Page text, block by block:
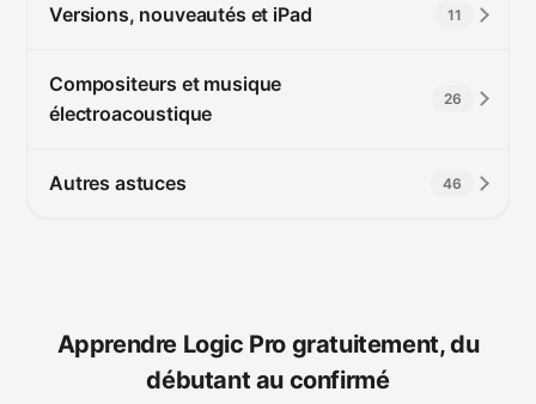
Versions, nouveautés et iPad 11
Compositeurs et musique
électroacoustique
26
Autres astuces 46
Apprendre Logic Pro gratuitement, du
débutant au confirmé